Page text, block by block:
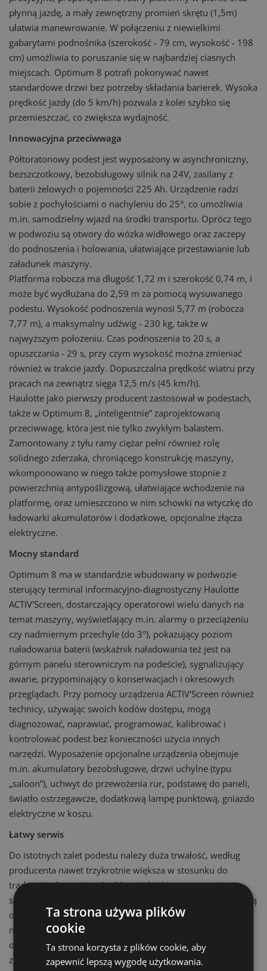
płynną jazdę, a mały zewnętrzny promień skrętu (1,5m)
ułatwia manewrowanie. W połączeniu z niewielkimi
gabarytami podnośnika (szerokość - 79 cm, wysokość - 198
cm) umożliwia to poruszanie się w najbardziej ciasnych
miejscach. Optimum 8 potrafi pokonywać nawet
standardowe drzwi bez potrzeby składania barierek. Wysoka
prędkość jazdy (do 5 km/h) pozwala z kolei szybko się
przemieszczać, co zwiększa wydajność.
Innowacyjna przeciwwaga
Półtoratonowy podest jest wyposażony w asynchroniczny,
bezszczotkowy, bezobsługowy silnik na 24V, zasilany z
baterii żelowych o pojemności 225 Ah. Urządzenie radzi
sobie z pochyłościami o nachyleniu do 25°, co umożliwia
m.in. samodzielny wjazd na środki transportu. Oprócz tego
w podwoziu są otwory do wózka widłowego oraz zaczepy
do podnoszenia i holowania, ułatwiające przestawianie lub
załadunek maszyny.
Platforma robocza ma długość 1,72 m i szerokość 0,74 m, i
może być wydłużana do 2,59 m za pomocą wysuwanego
podestu. Wysokość podnoszenia wynosi 5,77 m (robocza
7,77 m), a maksymalny udźwig - 230 kg, także w
najwyższym położeniu. Czas podnoszenia to 20 s, a
opuszczania - 29 s, przy czym wysokość można zmieniać
również w trakcie jazdy. Dopuszczalna prędkość wiatru przy
pracach na zewnątrz sięga 12,5 m/s (45 km/h).
Haulotte jako pierwszy producent zastosował w podestach,
także w Optimum 8, „inteligentnie” zaprojektowaną
przeciwwagę, która jest nie tylko zwykłym balastem.
Zamontowany z tyłu ramy ciężar pełni również rolę
solidnego zderzaka, chroniącego konstrukcję maszyny,
wkomponowano w niego także pomysłowe stopnie z
powierzchnią antypoślizgową, ułatwiające wchodzenie na
platformę, oraz umieszczono w nim schowki na wtyczkę do
ładowarki akumulatorów i dodatkowe, opcjonalne złącza
elektryczne.
Mocny standard
Optimum 8 ma w standardzie wbudowany w podwozie
sterujący terminal informacyjno-diagnostyczny Haulotte
ACTIV'Screen, dostarczający operatorowi wielu danych na
temat maszyny, wyświetlający m.in. alarmy o przeciążeniu
czy nadmiernym przechyle (do 3°), pokazujący poziom
naładowania baterii (wskaźnik naładowania też jest na
górnym panelu sterowniczym na podeście), sygnalizujący
awarie, przypominający o konserwacjach i okresowych
przeglądach. Przy pomocy urządzenia ACTIV'Screen również
technicy, używając swoich kodów dostępu, mogą
diagnozować, naprawiać, programować, kalibrować i
kontrolować podest bez konieczności użycia innych
narzędzi. Wyposażenie opcjonalne urządzenia obejmuje
m.in. akumulatory bezobsługowe, drzwi uchylne (typu
„saloon”), uchwyt do przewożenia rur, podstawę do paneli,
światło ostrzegawcze, dodatkową lampę punktową, gniazdo
elektryczne w koszu.
Łatwy serwis
Do istotnych zalet podestu należy duża trwałość, według
producenta nawet trzykrotnie większa w stosunku do
tradycyjnych rozwiązań, głównie dzięki zastosowaniu
specjalnej obróbki i lakierowania zapewniających optymalną
ochronę przed korozją wszystkich elementów (również
normaliów). Uwagę zwraca zmniejszona awaryjność, w tym
o 50% niższe ryzyko wycieku oleju hydraulicznego, dzięki
zmniejszeniu liczby przewodów o połowę (10 zamiast 20)
Ta strona używa plików
cookie
Ta strona korzysta z plików cookie, aby
zapewnić lepszą wygodę użytkowania.